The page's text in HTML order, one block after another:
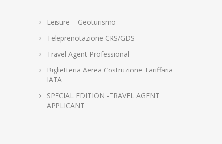
Leisure – Geoturismo
Teleprenotazione CRS/GDS
Travel Agent Professional
Biglietteria Aerea Costruzione Tariffaria –
IATA
SPECIAL EDITION -TRAVEL AGENT
APPLICANT